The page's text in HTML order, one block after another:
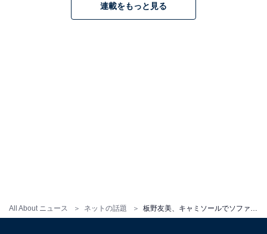
All About ニュース ネットの話題
連載をもっと見る